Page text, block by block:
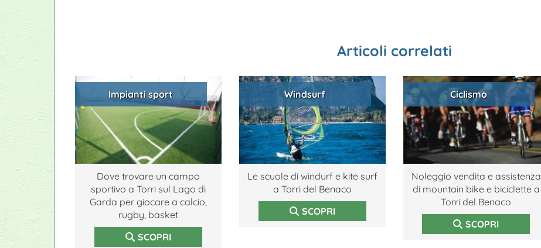
Articoli correlati
Impianti sport
Dove trovare un campo
sportivo a Torri sul Lago di
Garda per giocare a calcio,
rugby, basket
SCOPRI
Windsurf
Le scuole di windurf e kite surf
a Torri del Benaco
SCOPRI
Ciclismo
Noleggio vendita e assistenza
di mountain bike e biciclette a
Torri del Benaco
SCOPRI